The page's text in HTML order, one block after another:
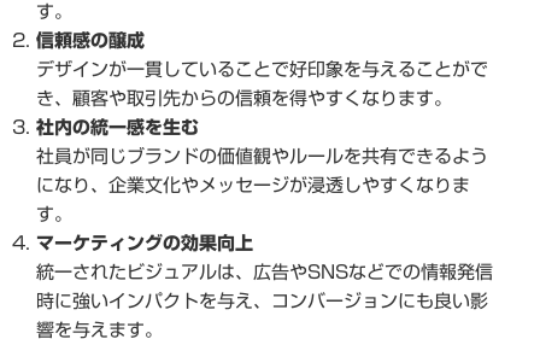
す。
信頼感の醸成
デザインが一貫していることで好印象を与えることがで
き、顧客や取引先からの信頼を得やすくなります。
社内の統一感を生む
社員が同じブランドの価値観やルールを共有できるよう
になり、企業文化やメッセージが浸透しやすくなりま
す。
マーケティングの効果向上
統一されたビジュアルは、広告やSNSなどでの情報発信
時に強いインパクトを与え、コンバージョンにも良い影
響を与えます。